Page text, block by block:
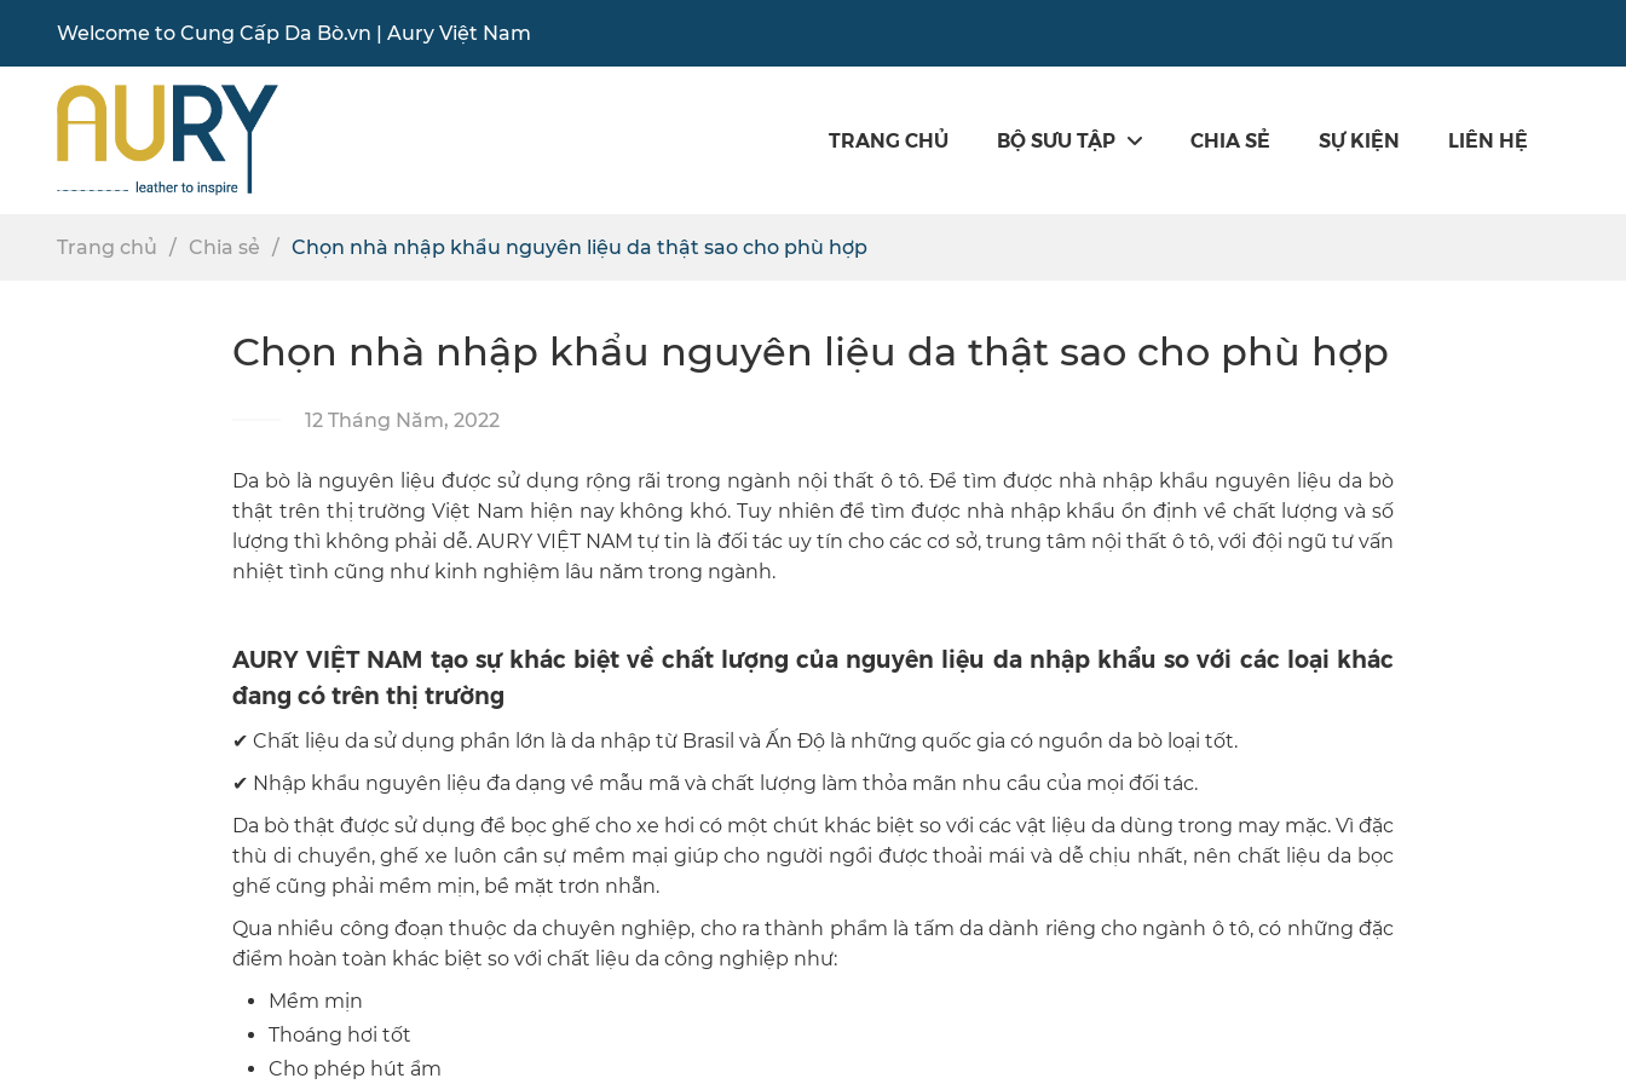
Welcome to Cung Cấp Da Bò.vn | Aury Việt Nam
TRANG CHỦ BỘ SƯU TẬP CHIA SẺ SỰ KIỆN LIÊN HỆ
Trang chủ Chia sẻ Chọn nhà nhập khẩu nguyên liệu da thật sao cho phù hợp
Chọn nhà nhập khẩu nguyên liệu da thật sao cho phù hợp
12 Tháng Năm, 2022
Da bò là nguyên liệu được sử dụng rộng rãi trong ngành nội thất ô tô. Để tìm được nhà nhập khẩu nguyên liệu da bò
thật trên thị trường Việt Nam hiện nay không khó. Tuy nhiên để tìm được nhà nhập khẩu ổn định về chất lượng và số
lượng thì không phải dễ. AURY VIỆT NAM tự tin là đối tác uy tín cho các cơ sở, trung tâm nội thất ô tô, với đội ngũ tư vấn
nhiệt tình cũng như kinh nghiệm lâu năm trong ngành.
AURY VIỆT NAM tạo sự khác biệt về chất lượng của nguyên liệu da nhập khẩu so với các loại khác
đang có trên thị trường
✔ Chất liệu da sử dụng phần lớn là da nhập từ Brasil và Ấn Độ là những quốc gia có nguồn da bò loại tốt.
✔ Nhập khẩu nguyên liệu đa dạng về mẫu mã và chất lượng làm thỏa mãn nhu cầu của mọi đối tác.
Da bò thật được sử dụng để bọc ghế cho xe hơi có một chút khác biệt so với các vật liệu da dùng trong may mặc. Vì đặc
thù di chuyển, ghế xe luôn cần sự mềm mại giúp cho người ngồi được thoải mái và dễ chịu nhất, nên chất liệu da bọc
ghế cũng phải mềm mịn, bề mặt trơn nhẵn.
Qua nhiều công đoạn thuộc da chuyên nghiệp, cho ra thành phẩm là tấm da dành riêng cho ngành ô tô, có những đặc
điểm hoàn toàn khác biệt so với chất liệu da công nghiệp như:
Mềm mịn
Thoáng hơi tốt
Cho phép hút ẩm